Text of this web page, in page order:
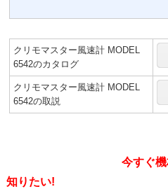
クリモマスター風速計 MODEL
6542のカタログ
クリモマスター風速計 MODEL
6542の取説
今すぐ
知りたい!